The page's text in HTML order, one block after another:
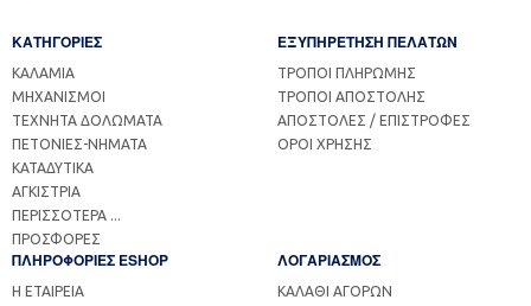
ΚΑΤΗΓΟΡΙΕΣ
ΚΑΛΑΜΙΑ
ΜΗΧΑΝΙΣΜΟΙ
ΤΕΧΝΗΤΑ ΔΟΛΩΜΑΤΑ
ΠΕΤΟΝΙΕΣ-ΝΗΜΑΤΑ
ΚΑΤΑΔΥΤΙΚΑ
ΑΓΚΙΣΤΡΙΑ
ΠΕΡΙΣΣΟΤΕΡΑ ...
ΠΡΟΣΦΟΡΕΣ
ΕΞΥΠΗΡΕΤΗΣΗ ΠΕΛΑΤΩΝ
ΤΡΟΠΟΙ ΠΛΗΡΩΜΗΣ
ΤΡΟΠΟΙ ΑΠΟΣΤΟΛΗΣ
ΑΠΟΣΤΟΛΕΣ / ΕΠΙΣΤΡΟΦΕΣ
ΟΡΟΙ ΧΡΗΣΗΣ
ΠΛΗΡΟΦΟΡΙΕΣ ESHOP
Η ΕΤΑΙΡΕΙΑ
ΛΟΓΑΡΙΑΣΜΟΣ
ΚΑΛΑΘΙ ΑΓΟΡΩΝ